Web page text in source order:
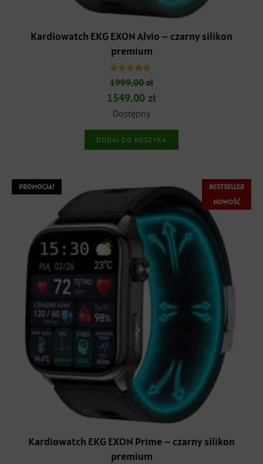
SZEROKOŚĆ PASKA
Kardiowatch EKG EXON Alvio – czarny silikon
premium
Oceniono
4.88
na 5
1999,00zł
Pierwotna
cena
wynosiła:
1999,00 zł.
1549,00 złAktualna
wynosi:
1549,00 zł.
Dostępny
DODAJ DO KOSZYKA
PROMOCJA!
Kardiowatch EKG EXON Prime – czarny silikon
premium
BESTSELLER
NOWOŚĆ